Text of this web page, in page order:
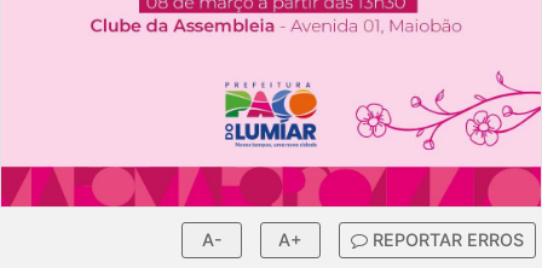
A- A+ REPORTAR ERROS